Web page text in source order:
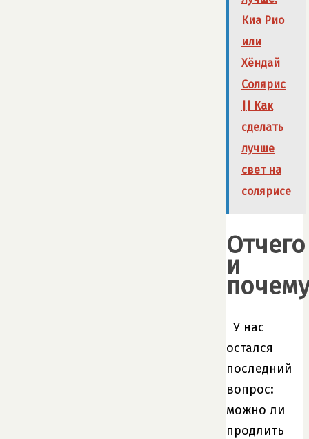
Киа Рио
или
Хёндай
Солярис
|| Как
сделать
лучше
свет на
солярисе
Отчего
и
У нас
остался
последний
вопрос:
можно ли
продлить